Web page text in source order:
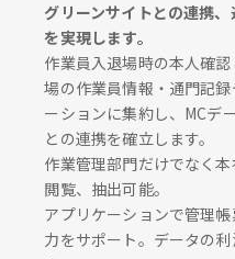
グリーンサイトとの連携
を実現します。
作業員入退場時の本人確
場の作業員情報・通門記
ーションに集約し、MCデ
との連携を確立します。
作業管理部門だけでなく
閲覧、抽出可能。
アプリケーションで管理
力をサポート。データの